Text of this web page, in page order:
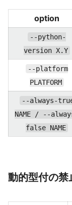
option
--python-
version X.Y
--platform
PLATFORM
--always-
NAME / --
false NAME
動的型付の禁